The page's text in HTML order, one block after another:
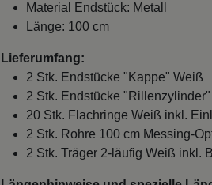
Material Endstück: Metall
Länge: 100 cm
Lieferumfang:
2 Stk. Endstücke "Kappe" Weiß
2 Stk. Endstücke
20 Stk. Flachringe Weiß inkl.
2 Stk. Rohre 100 cm Messing-
2 Stk. Träger 2-läufig Weiß inkl.